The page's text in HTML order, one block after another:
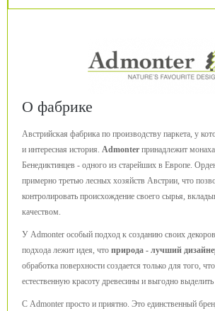
О фабрике
Австрийская фабрика по производству паркета, у
и интересная история. Admonter принадлежит
Бенедиктинцев - одного из старейших в Европе.
примерно третью лесных хозяйств Австрии, что
контролировать происхождение своего сырья,
качеством.
У Admonter особый подход к созданию своих
подхода лежит идея, что природа - лучший
обработка поверхности создается только для того,
естественную красоту древесины и выгодно выделить
С Admonter просто и приятно. Это единственный